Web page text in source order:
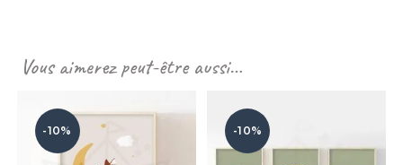
Vous aimerez peut-être aussi…
-10% -10%